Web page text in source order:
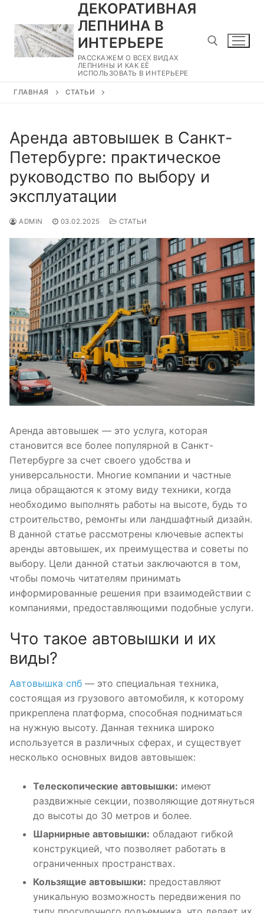
содержимому
ДЕКОРАТИВНАЯ
ЛЕПНИНА В
ИНТЕРЬЕРЕ
РАССКАЖЕМ О ВСЕХ ВИДАХ
ЛЕПНИНЫ И КАК ЕЁ
ИСПОЛЬЗОВАТЬ В ИНТЕРЬЕРЕ
ГЛАВНАЯ СТАТЬИ
Аренда автовышек в Санкт-
Петербурге: практическое
руководство по выбору и
эксплуатации
ADMIN 03.02.2025 СТАТЬИ
Аренда автовышек — это услуга, которая
становится все более популярной в Санкт-
Петербурге за счет своего удобства и
универсальности. Многие компании и частные
лица обращаются к этому виду техники, когда
необходимо выполнять работы на высоте, будь то
строительство, ремонты или ландшафтный дизайн.
В данной статье рассмотрены ключевые аспекты
аренды автовышек, их преимущества и советы по
выбору. Цели данной статьи заключаются в том,
чтобы помочь читателям принимать
информированные решения при взаимодействии с
компаниями, предоставляющими подобные услуги.
Что такое автовышки и их
виды?
Автовышка спб — это специальная техника,
состоящая из грузового автомобиля, к которому
прикреплена платформа, способная подниматься
на нужную высоту. Данная техника широко
используется в различных сферах, и существует
несколько основных видов автовышек:
Телескопические автовышки: имеют
раздвижные секции, позволяющие дотянуться
до высоты до 30 метров и более.
Шарнирные автовышки: обладают гибкой
конструкцией, что позволяет работать в
ограниченных пространствах.
Кользящие автовышки: предоставляют
уникальную возможность передвижения по